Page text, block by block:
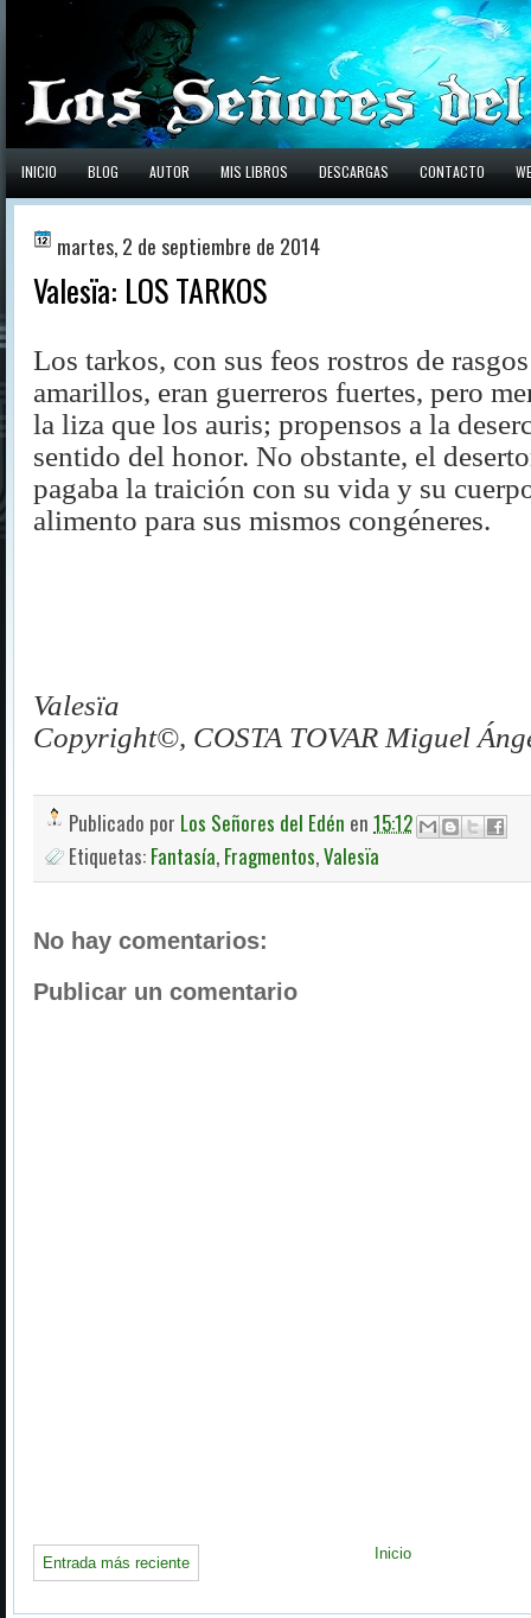
INICIO BLOG AUTOR MIS LIBROS DESCARGAS CONTACTO
martes, 2 de septiembre de 2014
Valesïa: LOS TARKOS
Los tarkos, con sus feos rostros de
amarillos, eran guerreros fuertes, pero
la liza que los auris; propensos a la
sentido del honor. No obstante, el
pagaba la traición con su vida y su
alimento para sus mismos congéneres.
Valesïa
Copyright©, COSTA TOVAR Miguel
Publicado por Los Señores del Edén en 15:12
Etiquetas: Fantasía, Fragmentos,Valesïa
No hay comentarios:
Publicar un comentario
Entrada más reciente
Inicio